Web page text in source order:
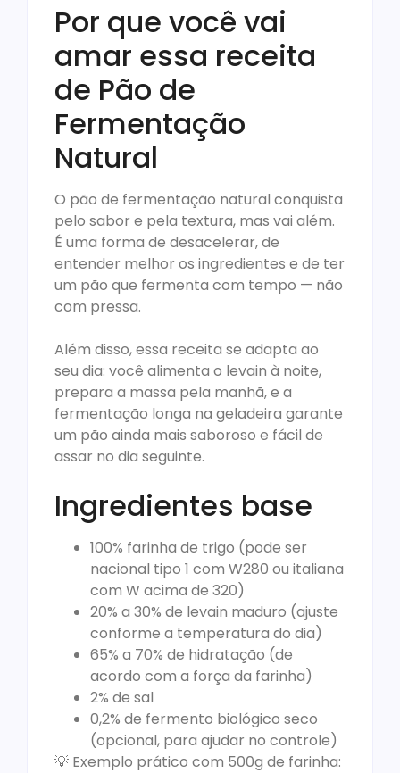
Por que você vai
amar essa receita
de Pão de
Fermentação
Natural
O pão de fermentação natural conquista
pelo sabor e pela textura, mas vai além.
É uma forma de desacelerar, de
entender melhor os ingredientes e de ter
um pão que fermenta com tempo — não
com pressa.
Além disso, essa receita se adapta ao
seu dia: você alimenta o levain à noite,
prepara a massa pela manhã, e a
fermentação longa na geladeira garante
um pão ainda mais saboroso e fácil de
assar no dia seguinte.
Ingredientes base
100% farinha de trigo (pode ser
nacional tipo 1 com W280 ou italiana
com W acima de 320)
20% a 30% de levain maduro (ajuste
conforme a temperatura do dia)
65% a 70% de hidratação (de
acordo com a força da farinha)
2% de sal
0,2% de fermento biológico seco
(opcional, para ajudar no controle)
💡 Exemplo prático com 500g de farinha: